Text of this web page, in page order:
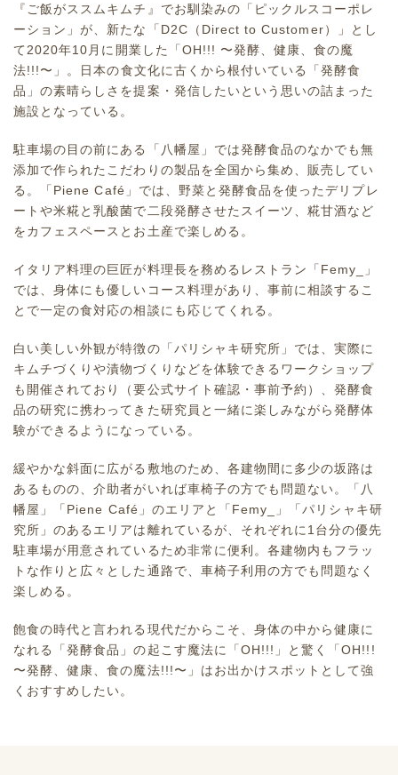
『ご飯がススムキムチ』でお馴染みの「ピックルスコーポレ
ーション」が、新たな「D2C（Direct to Customer）」とし
て2020年10月に開業した「OH!!! 〜発酵、健康、食の魔
法!!!〜」。日本の食文化に古くから根付いている「発酵食
品」の素晴らしさを提案・発信したいという思いの詰まった
施設となっている。
駐車場の目の前にある「八幡屋」では発酵食品のなかでも無
添加で作られたこだわりの製品を全国から集め、販売してい
る。「Piene Café」では、野菜と発酵食品を使ったデリプレ
ートや米糀と乳酸菌で二段発酵させたスイーツ、糀甘酒など
をカフェスペースとお土産で楽しめる。
イタリア料理の巨匠が料理長を務めるレストラン「Femy_」
では、身体にも優しいコース料理があり、事前に相談するこ
とで一定の食対応の相談にも応じてくれる。
白い美しい外観が特徴の「パリシャキ研究所」では、実際に
キムチづくりや漬物づくりなどを体験できるワークショップ
も開催されており（要公式サイト確認・事前予約）、発酵食
品の研究に携わってきた研究員と一緒に楽しみながら発酵体
験ができるようになっている。
緩やかな斜面に広がる敷地のため、各建物間に多少の坂路は
あるものの、介助者がいれば車椅子の方でも問題ない。「八
幡屋」「Piene Café」のエリアと「Femy_」「パリシャキ研
究所」のあるエリアは離れているが、それぞれに1台分の優先
駐車場が用意されているため非常に便利。各建物内もフラッ
トな作りと広々とした通路で、車椅子利用の方でも問題なく
楽しめる。
飽食の時代と言われる現代だからこそ、身体の中から健康に
なれる「発酵食品」の起こす魔法に「OH!!!」と驚く「OH!!!
〜発酵、健康、食の魔法!!!〜」はお出かけスポットとして強
くおすすめしたい。